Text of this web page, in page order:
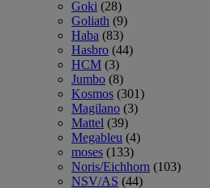
Goki (28)
Goliath (9)
Haba (83)
Hasbro (44)
HCM (3)
Jumbo (8)
Kosmos (301)
Magilano (3)
Mattel (39)
Megableu (4)
moses (133)
Noris/Eichhorn (103)
NSV/AS (44)